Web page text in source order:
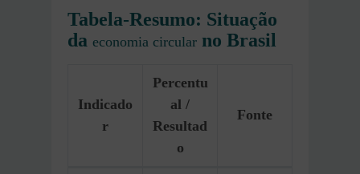
Tabela-Resumo: Situação
da economia circular no Brasil
Indicado
r
Percentu
al /
Resultad
o
Fonte